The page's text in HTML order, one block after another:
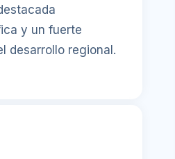
y un fuerte
desarrollo regional.